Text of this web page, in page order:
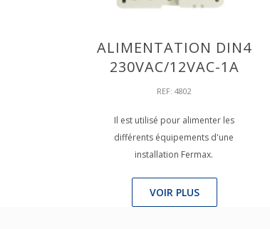
ALIMENTATION DIN4
230VAC/12VAC-1A
REF: 4802
Il est utilisé pour alimenter les
différents équipements d'une
installation Fermax.
VOIR PLUS